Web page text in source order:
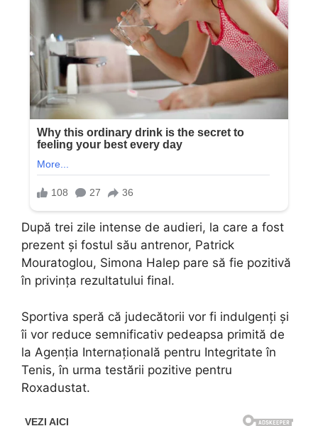
După trei zile intense de audieri, la care a fost
prezent și fostul său antrenor, Patrick
Mouratoglou, Simona Halep pare să fie pozitivă
în privința rezultatului final.
Sportiva speră că judecătorii vor fi indulgenți și
îi vor reduce semnificativ pedeapsa primită de
la Agenția Internațională pentru Integritate în
Tenis, în urma testării pozitive pentru
Roxadustat.